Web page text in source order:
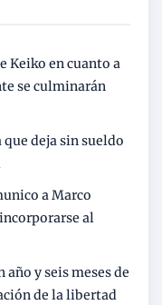
Keiko en cuanto a
se culminarán
deja sin sueldo
a Marco
al
año y seis meses de
de la libertad